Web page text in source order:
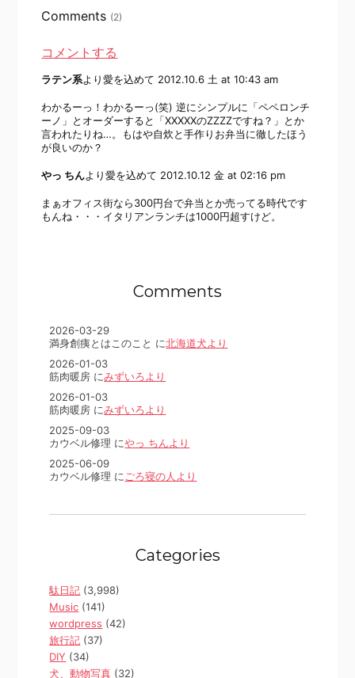
Comments (2)
コメントする
ラテン系より愛を込めて 2012.10.6 土 at 10:43 am
わかるーっ！わかるーっ(笑) 逆にシンプルに「ペペロンチ
ーノ」とオーダーすると「XXXXXのZZZZですね？」とか
言われたりね…。もはや自炊と手作りお弁当に徹したほう
が良いのか？
やっ ちんより愛を込めて 2012.10.12 金 at 02:16 pm
まぁオフィス街なら300円台で弁当とか売ってる時代です
もんね・・・イタリアンランチは1000円超すけど。
Comments
2026-03-29
満身創痍とはこのこと に北海道犬より
2026-01-03
筋肉暖房 にみずいろより
2026-01-03
筋肉暖房 にみずいろより
2025-09-03
カウベル修理 にやっ ちんより
2025-06-09
カウベル修理 に ごろ寝の人より
Categories
駄日記 (3,998)
Music (141)
wordpress (42)
旅行記 (37)
DIY (34)
犬、動物写真 (32)